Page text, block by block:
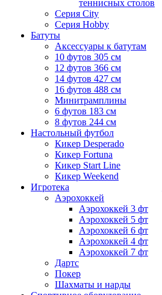
теннисных столов
Серия City
Серия Hobby
Батуты
Аксессуары к батутам
10 футов 305 см
12 футов 366 см
14 футов 427 см
16 футов 488 см
Минитрамплины
6 футов 183 см
8 футов 244 см
Настольный футбол
Кикер Desperado
Кикер Fortuna
Кикер Start Line
Кикер Weekend
Игротека
Аэрохоккей
Аэрохоккей 3 фт
Аэрохоккей 5 фт
Аэрохоккей 6 фт
Аэрохоккей 4 фт
Аэрохоккей 7 фт
Дартс
Покер
Шахматы и нарды